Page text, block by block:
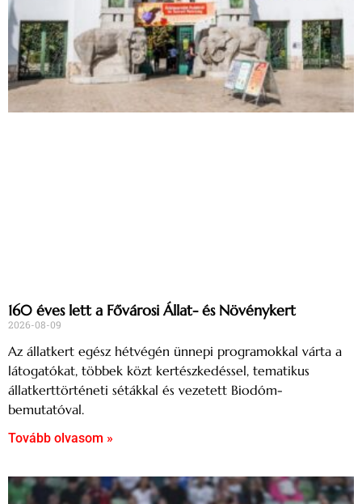
160 éves lett a Fővárosi Állat- és Növénykert
2026-08-09
Az állatkert egész hétvégén ünnepi programokkal várta a
látogatókat, többek közt kertészkedéssel, tematikus
állatkerttörténeti sétákkal és vezetett Biodóm-
bemutatóval.
Tovább olvasom »